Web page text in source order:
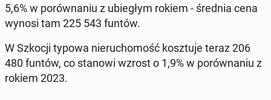
5,6% w po­rów­na­niu z ubie­głym rokiem - średnia cena
wynosi tam 225 543 funtów.
W Szkocji typowa nie­ru­cho­mość kosz­tu­je teraz 206
480 funtów, co stanowi wzrost o 1,9% w po­rów­na­niu z
rokiem 2023.